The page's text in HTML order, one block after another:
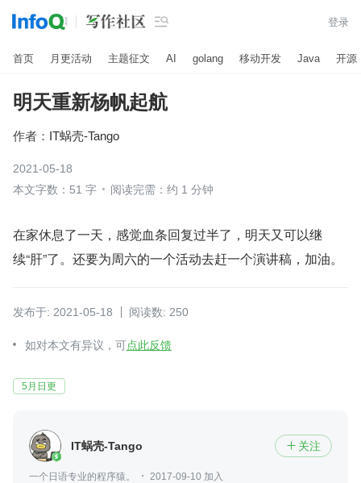
 登录
首页 月更活动 主题征文 AI golang 移动开发 Java 开源
明天重新杨帆起航
作者： IT蜗壳-Tango
2021-05-18
本文字数：51 字
阅读完需：约 1 分钟
在家休息了一天，感觉血条回复过半了，明天又可以继
续“肝”了。还要为周六的一个活动去赶一个演讲稿，加油。
发布于: 2021-05-18 阅读数: 250
如对本文有异议，可点此反馈
5月日更
IT蜗壳-Tango  关注
一个日语专业的程序猿。
2017-09-10 加入